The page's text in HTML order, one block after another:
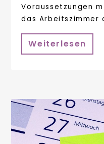
Voraussetzungen
das Arbeitszimmer
Weiterlesen